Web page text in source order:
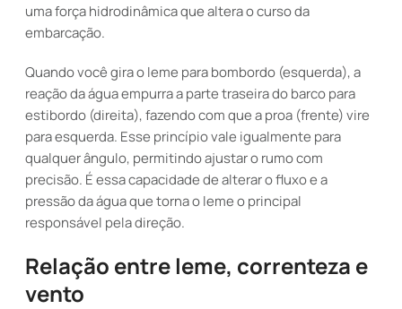
uma força hidrodinâmica que altera o curso da
embarcação.
Quando você gira o leme para bombordo (esquerda), a
reação da água empurra a parte traseira do barco para
estibordo (direita), fazendo com que a proa (frente) vire
para esquerda. Esse princípio vale igualmente para
qualquer ângulo, permitindo ajustar o rumo com
precisão. É essa capacidade de alterar o fluxo e a
pressão da água que torna o leme o principal
responsável pela direção.
Relação entre leme, correnteza e
vento